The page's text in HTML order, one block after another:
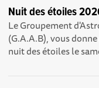
Nuit des étoiles
Le Groupement
(G.A.A.B), vous
nuit des étoiles le